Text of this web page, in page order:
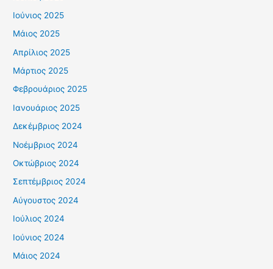
Ιούνιος 2025
Μάιος 2025
Απρίλιος 2025
Μάρτιος 2025
Φεβρουάριος 2025
Ιανουάριος 2025
Δεκέμβριος 2024
Νοέμβριος 2024
Οκτώβριος 2024
Σεπτέμβριος 2024
Αύγουστος 2024
Ιούλιος 2024
Ιούνιος 2024
Μάιος 2024